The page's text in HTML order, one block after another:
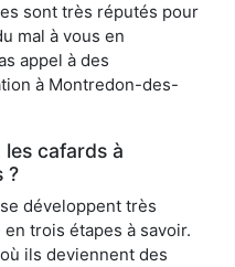
sont très réputés pour
mal à vous en
appel à des
à Montredon-des-
cafards à
?
développent très
trois étapes à savoir.
ils deviennent des